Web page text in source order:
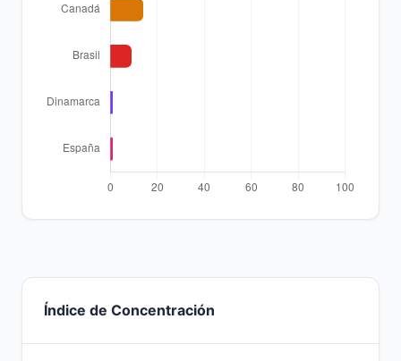
Índice de Concentración